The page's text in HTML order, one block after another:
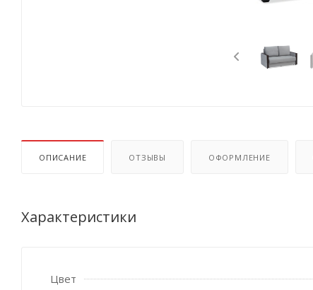
ОПИСАНИЕ ОТЗЫВЫ ОФОРМЛЕНИЕ
Характеристики
Цвет